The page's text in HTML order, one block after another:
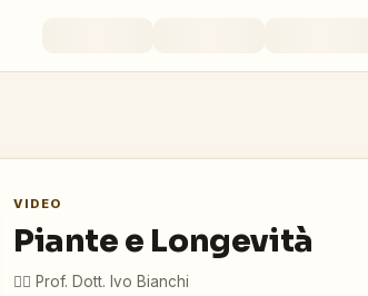
VIDEO
Piante e Longevità
👨‍⚕️ Prof. Dott. Ivo Bianchi